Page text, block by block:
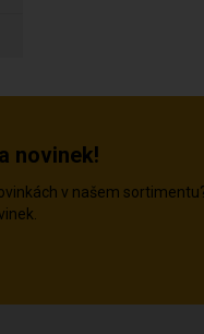
novinek!
v našem